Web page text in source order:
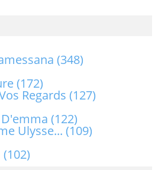
(348)
(172)
Regards (127)
(122)
Ulysse... (109)
(102)